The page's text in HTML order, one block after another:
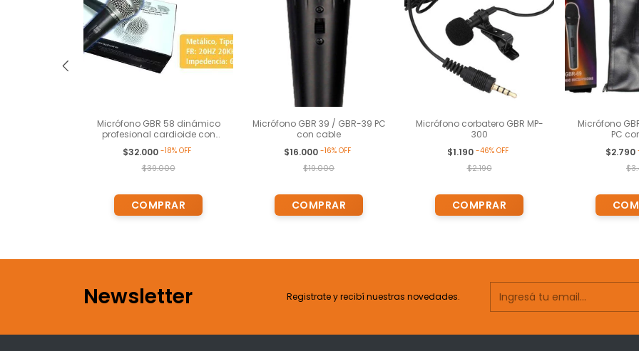
Micrófono GBR 58 dinámico
profesional cardioide con
cable
$32.000 -18% OFF
$39.000
Micrófono GBR 39 / GBR-39 PC
con cable
$16.000 -16% OFF
$19.000
Micrófono corbatero GBR MP-
300
$1.190 -46% OFF
$2.190
Micrófono
PC
$2.790
Newsletter Registrate y recibí nuestras novedades.